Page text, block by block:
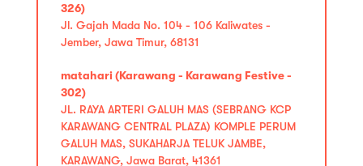
326)
Jl. Gajah Mada No. 104 - 106 Kaliwates -
Jember, Jawa Timur, 68131
matahari (Karawang - Karawang Festive -
302)
JL. RAYA ARTERI GALUH MAS (SEBRANG KCP
KARAWANG CENTRAL PLAZA) KOMPLE PERUM
GALUH MAS, SUKAHARJA TELUK JAMBE,
KARAWANG, Jawa Barat, 41361